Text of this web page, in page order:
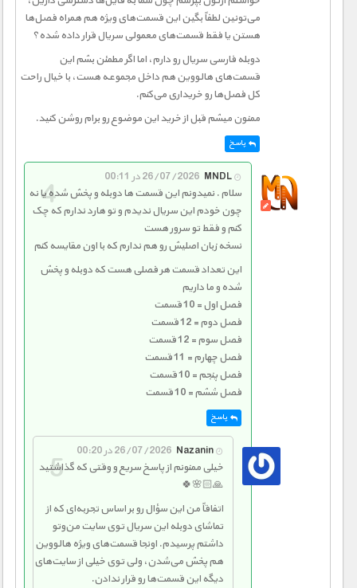
می‌تونین لطفاً بگین این قسمت‌های ویژه هم همراه فصل‌ها
هستن یا فقط قسمت‌های معمولی سریال قرار داده شده؟
دوبله فارسی سریال رو دارم، اما اگر مطمئن بشم این
قسمت‌های هالووین هم داخل مجموعه هست، با خیال راحت
کل فصل‌ها رو خریداری می‌کنم.
ممنون میشم قبل از خرید این موضوع رو برام روشن کنید.
پاسخ
MNDL 26/07/2026 در 00:11
سلام . نمیدونم این قسمت ها دوبله و پخش شده یا نه
چون خودم این سریال ندیدم و تو هارد ندارم که چک
کنم و فقط تو سرور هست
نسخه زبان اصلیش رو هم ندارم که با اون مقایسه کنم
این تعداد قسمت هر فصلی هست که دوبله و پخش
شده و ما داریم
فصل اول = 10 قسمت
فصل دوم = 12 قسمت
فصل سوم = 12 قسمت
فصل چهارم = 11 قسمت
فصل پنجم = 10 قسمت
فصل ششم = 10 قسمت
پاسخ
Nazanin 26/07/2026 در 00:20
خیلی ممنونم از پاسخ سریع و وقتی که گذاشتید
🙏🏻🌸🍀
اتفاقاً من این سؤال رو بر اساس تجربه‌ای که از
تماشای دوبله این سریال توی سایت من‌وتو
داشتم پرسیدم. اونجا قسمت‌های ویژه هالووین
هم پخش می‌شدن، ولی توی خیلی از سایت‌های
دیگه این قسمت‌ها رو قرار ندادن.